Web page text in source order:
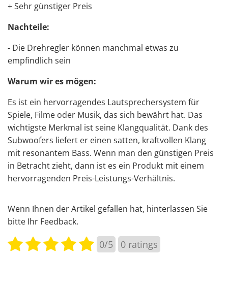
+ Sehr günstiger Preis
Nachteile:
- Die Drehregler können manchmal etwas zu
empfindlich sein
Warum wir es mögen:
Es ist ein hervorragendes Lautsprechersystem für
Spiele, Filme oder Musik, das sich bewährt hat. Das
wichtigste Merkmal ist seine Klangqualität. Dank des
Subwoofers liefert er einen satten, kraftvollen Klang
mit resonantem Bass. Wenn man den günstigen Preis
in Betracht zieht, dann ist es ein Produkt mit einem
hervorragenden Preis-Leistungs-Verhältnis.
Wenn Ihnen der Artikel gefallen hat, hinterlassen Sie
bitte Ihr Feedback.
0/5 0 ratings